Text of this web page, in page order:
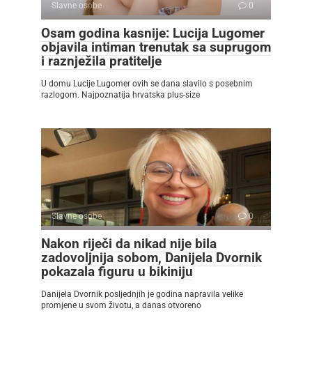
Slavne osobe 0
Osam godina kasnije: Lucija Lugomer
objavila intiman trenutak sa suprugom
i raznježila pratitelje
U domu Lucije Lugomer ovih se dana slavilo s posebnim
razlogom. Najpoznatija hrvatska plus-size
Slavne osobe 0
Nakon riječi da nikad nije bila
zadovoljnija sobom, Danijela Dvornik
pokazala figuru u bikiniju
Danijela Dvornik posljednjih je godina napravila velike
promjene u svom životu, a danas otvoreno